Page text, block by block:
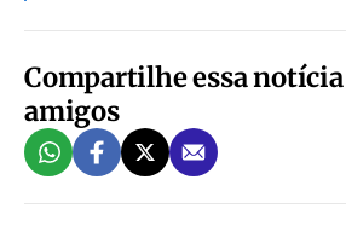
Compartilhe essa notícia
amigos